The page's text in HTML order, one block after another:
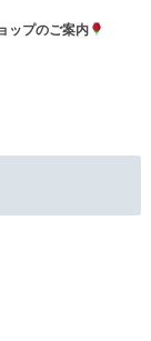
ップのご案内